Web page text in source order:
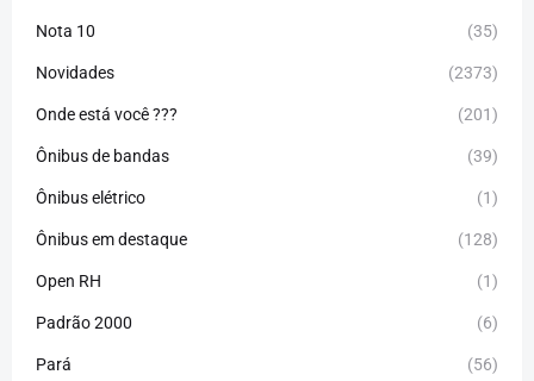
Nota 10 (35)
Novidades (2373)
Onde está você ??? (201)
Ônibus de bandas (39)
Ônibus elétrico (1)
Ônibus em destaque (128)
Open RH (1)
Padrão 2000 (6)
Pará (56)